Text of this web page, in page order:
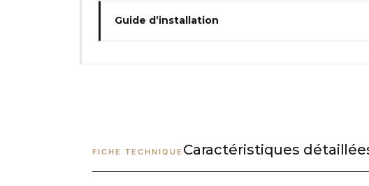
Guide d’installation
FICHE TECHNIQUE Caractéristiques